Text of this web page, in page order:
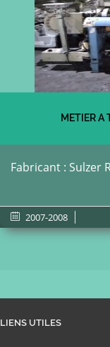
METIER A
Fabricant : Sulzer
2007-2008
LIENS UTILES